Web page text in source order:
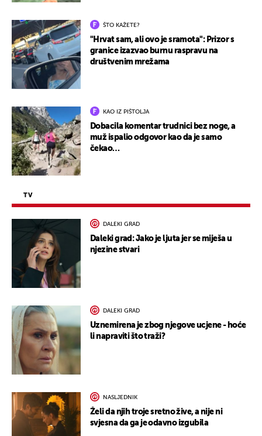
ŠTO KAŽETE?
"Hrvat sam, ali ovo je sramota": Prizor s
granice izazvao burnu raspravu na
društvenim mrežama
KAO IZ PIŠTOLJA
Dobacila komentar trudnici bez noge, a
muž ispalio odgovor kao da je samo
čekao…
TV
DALEKI GRAD
Daleki grad: Jako je ljuta jer se miješa u
njezine stvari
DALEKI GRAD
Uznemirena je zbog njegove ucjene - hoće
li napraviti što traži?
NASLJEDNIK
Želi da njih troje sretno žive, a nije ni
svjesna da ga je odavno izgubila